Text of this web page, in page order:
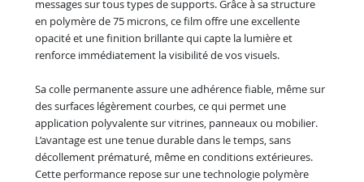
messages sur tous types de supports. Grâce à sa structure
en polymère de 75 microns, ce film offre une excellente
opacité et une finition brillante qui capte la lumière et
renforce immédiatement la visibilité de vos visuels.
Sa colle permanente assure une adhérence fiable, même sur
des surfaces légèrement courbes, ce qui permet une
application polyvalente sur vitrines, panneaux ou mobilier.
L’avantage est une tenue durable dans le temps, sans
décollement prématuré, même en conditions extérieures.
Cette performance repose sur une technologie polymère